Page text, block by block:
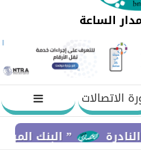
الساعة
الاتصالات
” البنك المركزي” : معدلات الشمول المالي تواصل